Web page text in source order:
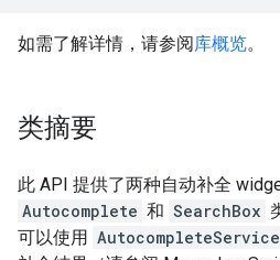
如需了解详情，请参阅库概览。
类摘要
此 API 提供了两种自动补全
Autocomplete 和 SearchBox
可以使用 AutocompleteService